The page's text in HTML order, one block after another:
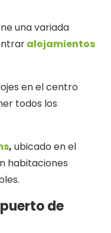
una variada
alojamientos
en el centro
todos los
, ubicado en el
habitaciones
de